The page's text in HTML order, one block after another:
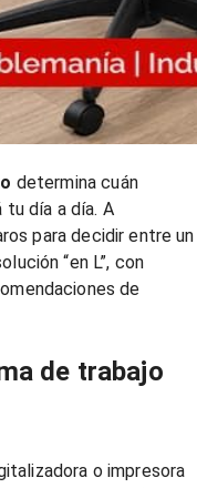
determina cuán
día a día. A
para decidir entre un
“en L”, con
de
de trabajo
o impresora